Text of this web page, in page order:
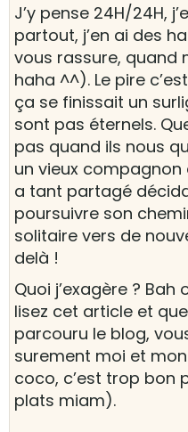
J’y pense 24H/24H,
partout, j’en ai des
vous rassure, quand
haha ^^). Le pire
ça se finissait un
sont pas éternels.
pas quand ils nous
un vieux
a tant partagé
poursuivre son
solitaire vers de
delà !
Quoi j’exagère ?
lisez cet article et
parcouru le blog,
surement moi et
coco, c’est trop bon
plats miam).